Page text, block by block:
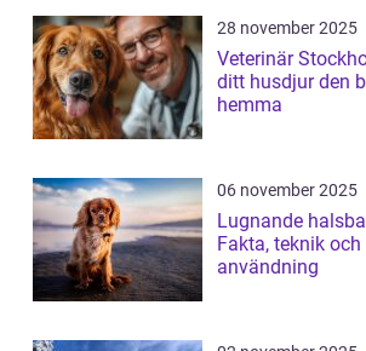
28 november 2025
Veterinär
ditt husdjur den
hemma
06 november 2025
Lugnande
Fakta, teknik och
användning